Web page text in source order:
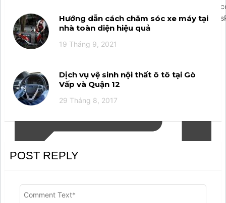
Hướng dẫn cách chăm sóc xe máy tại
nhà toàn diện hiệu quả
19 Tháng 9, 2021
Dịch vụ vệ sinh nội thất ô tô tại Gò
Vấp và Quận 12
29 Tháng 8, 2017
POST REPLY
';arcItem.includeIconToSlider=true;arcItem.href='https://